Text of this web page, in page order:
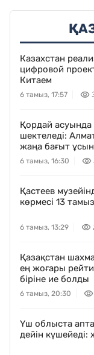
Казахстан
цифровой
Китаем
6 тамыз, 17:57
Қордай асуында
шектеледі:
жаңа бағыт
6 тамыз, 16:30
Қастеев
көрмесі 13
6 тамыз, 13:29
Қазақстан
ең жоғары
біріне ие болды
6 тамыз, 20:30
Үш облыста
дейін